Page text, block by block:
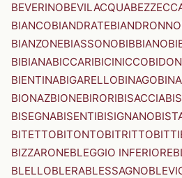
BEVERINOBEVILACQUA
BIANCOBIANDRATEBIANDRONNO
BIANZONEBIASSONOBIBBIANO
BIBIANABICCARIBICINICCO
BIENTINABIGARELLOBINAGO
BIONAZBIONEBIRORIBISACCIA
BISEGNABISENTIBISIGNANO
BITETTOBITONTOBITRITTOBITTI
BIZZARONEBLEGGIO INFERIORE
BLELLOBLERABLESSAGNO